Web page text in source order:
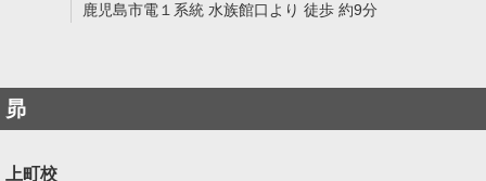
鹿児島市電１系統 水族館口より 徒歩 約9分
昴
上町校